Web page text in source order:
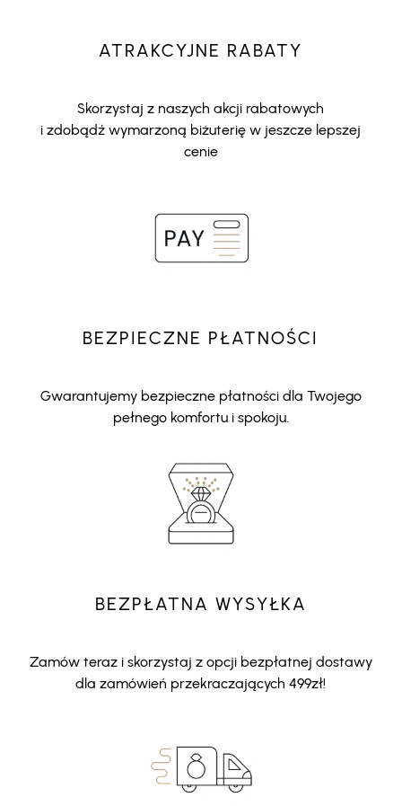
ATRAKCYJNE RABATY
Skorzystaj z naszych akcji rabatowych
i zdobądź wymarzoną biżuterię w jeszcze lepszej
cenie
BEZPIECZNE PŁATNOŚCI
Gwarantujemy bezpieczne płatności dla Twojego
pełnego komfortu i spokoju.
BEZPŁATNA WYSYŁKA
Zamów teraz i skorzystaj z opcji bezpłatnej dostawy
dla zamówień przekraczających 499zł!